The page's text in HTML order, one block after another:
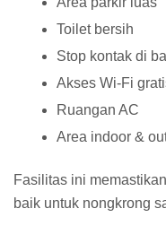
Toilet bersih
Stop kontak di
Akses Wi-Fi
Ruangan AC
Area indoor &
Fasilitas ini
baik untuk nongkrong